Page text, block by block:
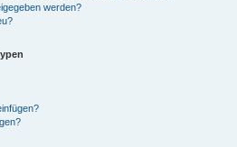
werden?